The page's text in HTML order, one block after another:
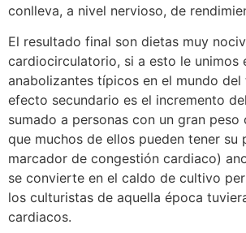
conlleva, a nivel nervioso, de
El resultado final son dietas muy
cardiocirculatorio, si a esto le unimos
anabolizantes típicos en el mundo del
efecto secundario es el incremento
sumado a personas con un gran peso
que muchos de ellos pueden tener su
marcador de congestión cardiaco)
se convierte en el caldo de cultivo
los culturistas de aquella época
cardiacos.